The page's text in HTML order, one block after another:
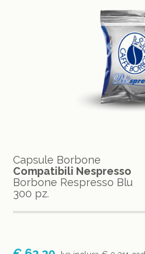
Capsule Borbone
Compatibili Nespresso
Borbone Respresso Blu
300 pz.